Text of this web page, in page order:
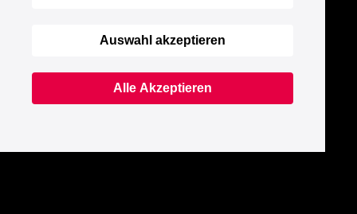
Auswahl akzeptieren
Alle Akzeptieren